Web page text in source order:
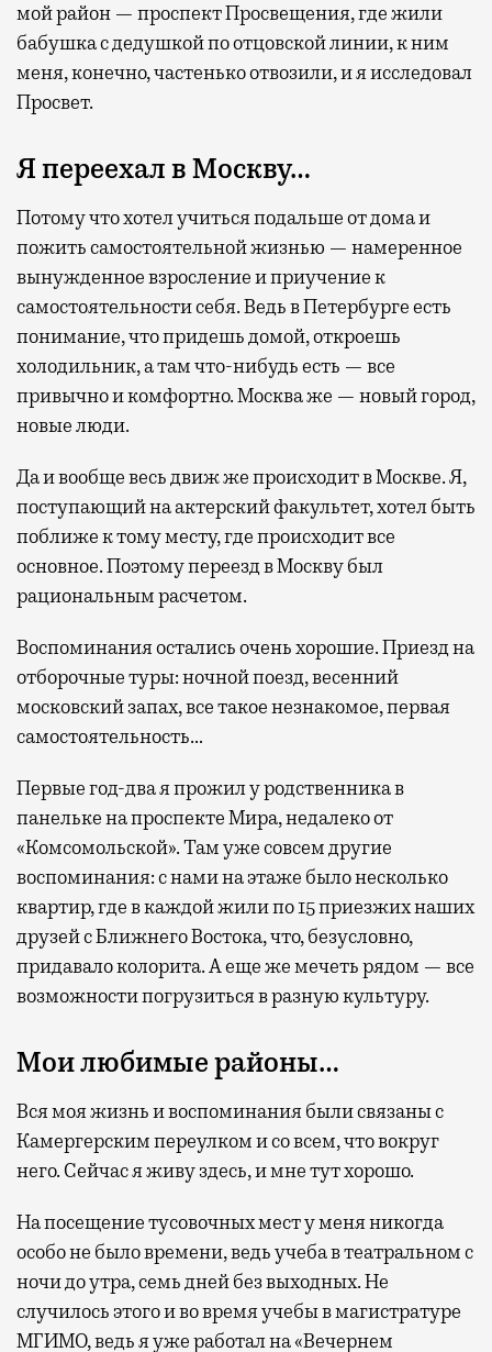
мой район — проспект Просвещения, где жили
бабушка с дедушкой по отцовской линии, к ним
меня, конечно, частенько отвозили, и я исследовал
Просвет.
Я переехал в Москву…
Потому что хотел учиться подальше от дома и
пожить самостоятельной жизнью — намеренное
вынужденное взросление и приучение к
самостоятельности себя. Ведь в Петербурге есть
понимание, что придешь домой, откроешь
холодильник, а там что-нибудь есть — все
привычно и комфортно. Москва же — новый город,
новые люди.
Да и вообще весь движ же происходит в Москве. Я,
поступающий на актерский факультет, хотел быть
поближе к тому месту, где происходит все
основное. Поэтому переезд в Москву был
рациональным расчетом.
Воспоминания остались очень хорошие. Приезд на
отборочные туры: ночной поезд, весенний
московский запах, все такое незнакомое, первая
самостоятельность…
Первые год-два я прожил у родственника в
панельке на проспекте Мира, недалеко от
«Комсомольской». Там уже совсем другие
воспоминания: с нами на этаже было несколько
квартир, где в каждой жили по 15 приезжих наших
друзей с Ближнего Востока, что, безусловно,
придавало колорита. А еще же мечеть рядом — все
возможности погрузиться в разную культуру.
Мои любимые районы…
Вся моя жизнь и воспоминания были связаны с
Камергерским переулком и со всем, что вокруг
него. Сейчас я живу здесь, и мне тут хорошо.
На посещение тусовочных мест у меня никогда
особо не было времени, ведь учеба в театральном с
ночи до утра, семь дней без выходных. Не
случилось этого и во время учебы в магистратуре
МГИМО, ведь я уже работал на «Вечернем